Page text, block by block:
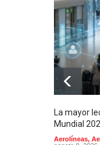
La mayor
Mundial
Aerolíneas,